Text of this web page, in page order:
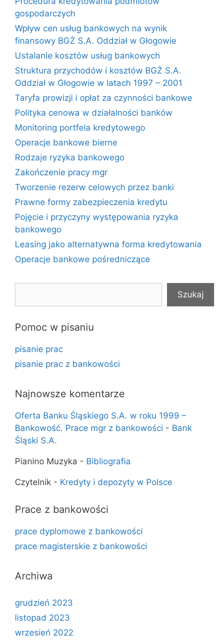
gospodarczych
Wpływ cen usług bankowych na wynik
finansowy BGŻ S.A. Oddział w Głogowie
Ustalanie kosztów usług bankowych
Struktura przychodów i kosztów BGŻ S.A.
Oddział w Głogowie w latach 1997 – 2001
Taryfa prowizji i opłat za czynności bankowe
Polityka cenowa w działalności banków
Monitoring portfela kredytowego
Operacje bankowe bierne
Rodzaje ryzyka bankowego
Zakończenie pracy mgr
Tworzenie rezerw celowych przez banki
Prawne formy zabezpieczenia kredytu
Pojęcie i przyczyny występowania ryzyka
bankowego
Leasing jako alternatywna forma kredytowania
Operacje bankowe pośredniczące
Szukaj
Pomoc w pisaniu
pisanie prac
pisanie prac z bankowości
Najnowsze komentarze
Oferta Banku Śląskiego S.A. w roku 1999 –
Bankowość. Prace mgr z bankowości - Bank
Śląski S.A.
Pianino Muzyka - Bibliografia
Czytelnik - Kredyty i depozyty w Polsce
Prace z bankowości
prace dyplomowe z bankowości
prace magisterskie z bankowości
Archiwa
grudzień 2023
listopad 2023
wrzesień 2022